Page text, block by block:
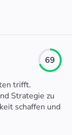
69
trifft.
Strategie zu
schaffen und